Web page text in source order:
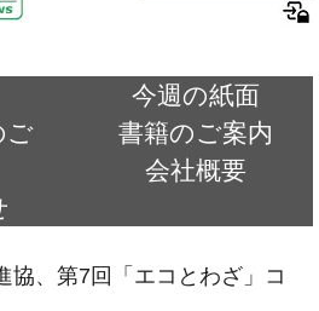
今週の紙面
ご
書籍のご案内
会社概要
協、第7回「エコとわざ」コ